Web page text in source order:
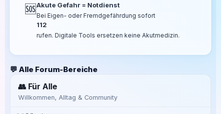
🆘Akute Gefahr = Notdienst
Bei Eigen- oder Fremdgefährdung sofort
112
rufen. Digitale Tools ersetzen keine Akutmedizin.
💬 Alle Forum-Bereiche
👥 Für Alle
Willkommen, Alltag & Community